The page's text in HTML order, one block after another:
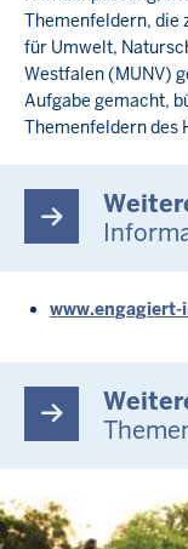
Themenfeldern, die
für Umwelt,
Westfalen (MUNV)
Aufgabe gemacht,
Themenfeldern des
www.engagiert-